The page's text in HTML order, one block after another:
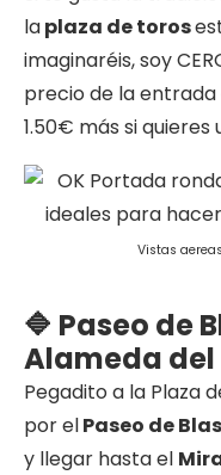
laplaza de toros
imaginaréis, soy
precio de la
1.50€ más si quieres
Vistas
🔷 Paseo de
Alameda del
Pegadito a la Plaza
por elPaseo de
y llegar hasta el